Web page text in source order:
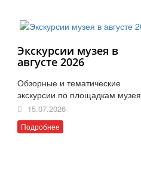
Экскурсии музея в
августе 2026
Обзорные и тематические
экскурсии по площадкам музея
15.07.2026
Подробнее